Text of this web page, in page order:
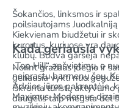
Šokančios, linksmos ir
poilsiautojams
Kiekvienam biudžetui ir
kurortus, kuriuose yra
klubų. Budva garsėja
„Top Hill“ apšvietimu, o
neįprastu barmenų šou.
Adrijos jūros pakrantėje,
Maximus. Modernus
Kada geriausia
Norint gražaus įdegio ir
geriausia vykti nuo
iškrenta turistų aktyvumo
daugelis taip mėgsta dėl